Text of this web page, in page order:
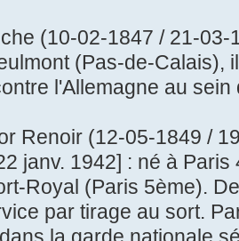
(10-02-1847 / 21-03-
(Pas-de-Calais),
l'Allemagne au
Renoir (12-05-1849 /
janv. 1942] : né à
Royal (Paris 5ème).
par tirage au sort.
la garde nationale